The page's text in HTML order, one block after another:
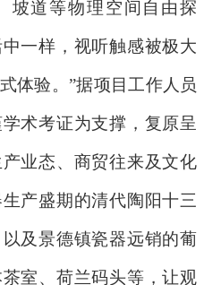
坡道等物理空间自由探
一样，视听触感被极大
体验。”据项目工作人员
术考证为支撑，复原呈
业态、商贸往来及文化
产盛期的清代陶阳十三
及景德镇瓷器远销的葡
室、荷兰码头等，让观